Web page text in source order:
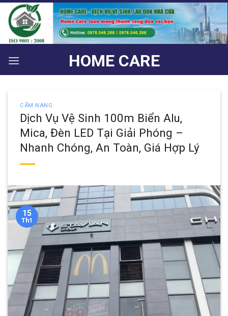
Bỏ
qua
nội
dung
HOME CARE
CẨM NANG
Dịch Vụ Vệ Sinh 100m Biển Alu,
Mica, Đèn LED Tại Giải Phóng –
Nhanh Chóng, An Toàn, Giá Hợp Lý
15
Th1